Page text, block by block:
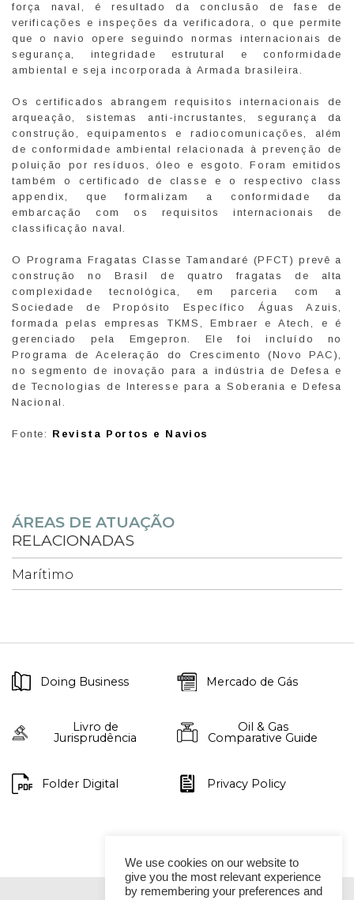
força naval, é resultado da conclusão de fase de
verificações e inspeções da verificadora, o que permite
que o navio opere seguindo normas internacionais de
segurança, integridade estrutural e conformidade
ambiental e seja incorporada à Armada brasileira.
Os certificados abrangem requisitos internacionais de
arqueação, sistemas anti-incrustantes, segurança da
construção, equipamentos e radiocomunicações, além
de conformidade ambiental relacionada à prevenção de
poluição por resíduos, óleo e esgoto. Foram emitidos
também o certificado de classe e o respectivo class
appendix, que formalizam a conformidade da
embarcação com os requisitos internacionais de
classificação naval.
O Programa Fragatas Classe Tamandaré (PFCT) prevê a
construção no Brasil de quatro fragatas de alta
complexidade tecnológica, em parceria com a
Sociedade de Propósito Específico Águas Azuis,
formada pelas empresas TKMS, Embraer e Atech, e é
gerenciado pela Emgepron. Ele foi incluído no
Programa de Aceleração do Crescimento (Novo PAC),
no segmento de inovação para a indústria de Defesa e
de Tecnologias de Interesse para a Soberania e Defesa
Nacional.
Fonte: Revista Portos e Navios
ÁREAS DE ATUAÇÃO
RELACIONADAS
Marítimo
Doing Business Mercado de Gás
Livro de
Jurisprudência
Oil & Gas
Comparative Guide
Folder Digital Privacy Policy
We use cookies on our website to
give you the most relevant experience
by remembering your preferences and